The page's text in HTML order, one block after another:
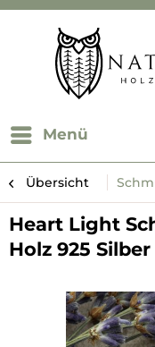
Menü
Übersicht
Heart Light
Holz 925 Silber